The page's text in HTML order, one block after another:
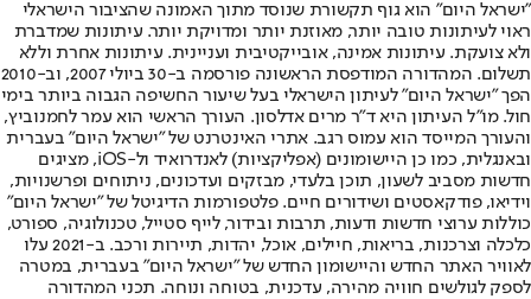
"ישראל היום" הוא גוף תקשורת שנוסד מתוך האמונה שהציבור הישראלי
ראוי לעיתונות טובה יותר, מאוזנת יותר ומדויקת יותר. עיתונות שמדברת
ולא צועקת. עיתונות אמינה, אובייקטיבית ועניינית. עיתונות אחרת וללא
תשלום. המהדורה המודפסת הראשונה פורסמה ב-30 ביולי 2007, וב-2010
הפך "ישראל היום" לעיתון הישראלי בעל שיעור החשיפה הגבוה ביותר בימי
חול. מו"ל העיתון היא ד"ר מרים אדלסון. העורך הראשי הוא עמר לחמנוביץ,
והעורך המייסד הוא עמוס רגב. אתרי האינטרנט של "ישראל היום" בעברית
ובאנגלית, כמו כן היישומונים (אפליקציות) לאנדרואיד ול-iOS, מציגים
חדשות מסביב לשעון, תוכן בלעדי, מבזקים ועדכונים, ניתוחים ופרשנויות,
וידיאו, פודקאסטים ושידורים חיים. פלטפורמות הדיגיטל של "ישראל היום"
כוללות ערוצי חדשות ודעות, תרבות ובידור, לייף סטייל, טכנולוגיה, ספורט,
כלכלה וצרכנות, בריאות, חיילים, אוכל, יהדות, תיירות ורכב. ב-2021 עלו
לאוויר האתר החדש והיישומון החדש של "ישראל היום" בעברית, במטרה
לספק לגולשים חוויה מהירה, עדכנית, בטוחה ונוחה. תכני המהדורה